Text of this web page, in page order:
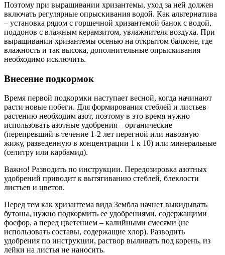
Поэтому при выращивании хризантемы, уход за ней должен
включать регулярные опрыскивания водой. Как альтернатива
– установка рядом с горшечной хризантемой банок с водой,
поддонов с влажным керамзитом, увлажнителя воздуха. При
выращивании хризантемы осенью на открытом балконе, где
влажность и так высока, дополнительные опрыскивания
необходимо исключить.
Внесение подкормок
Время первой подкормки наступает весной, когда начинают
расти новые побеги. Для формирования стеблей и листьев
растению необходим азот, поэтому в это время нужно
использовать азотные удобрения – органические
(перепревший в течение 1-2 лет перегной или навозную
жижу, разведенную в концентрации 1 к 10) или минеральные
(селитру или карбамид).
Важно! Разводить по инструкции. Передозировка азотных
удобрений приводит к вытягиванию стеблей, блеклости
листьев и цветов.
Перед тем как хризантема вида Зембла начнет выкидывать
бутоны, нужно подкормить ее удобрениями, содержащими
фосфор, а перед цветением – калийными смесями (не
использовать составы, содержащие хлор). Разводить
удобрения по инструкции, раствор выливать под корень, из
лейки на листья не наносить.